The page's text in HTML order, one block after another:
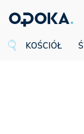
KOŚCIÓŁ